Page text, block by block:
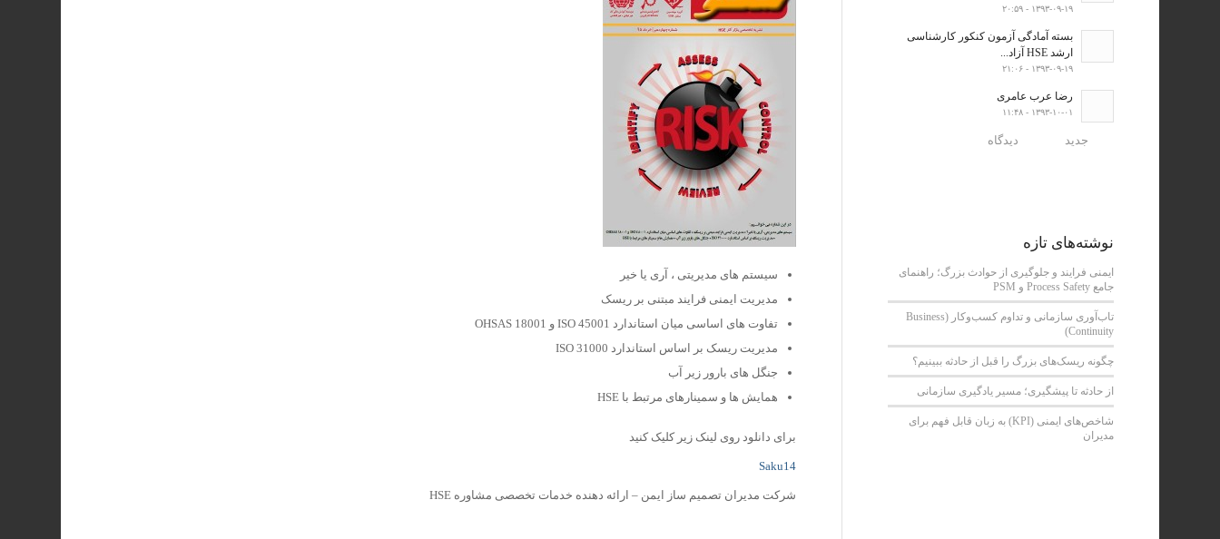
سیستم های مدیریتی ، آری یا خیر
مدیریت ایمنی فرایند مبتنی بر ریسک
تفاوت های اساسی میان استاندارد ISO 45001 و OHSAS 18001
مدیریت ریسک بر اساس استاندارد ISO 31000
جنگل های بارور زیر آب
همایش ها و سمینارهای مرتبط با HSE
برای دانلود روی لینک زیر کلیک کنید
Saku14
شرکت مدیران تصمیم ساز ایمن – ارائه دهنده خدمات تخصصی مشاوره HSE
۱۳۹۳-۰۹-۱۹ - ۲۰:۵۹
بسته آمادگی آزمون کنکور کارشناسی
ارشد HSE آزاد...
۱۳۹۳-۰۹-۱۹ - ۲۱:۰۶
رضا عرب عامری
۱۳۹۳-۱۰-۰۱ - ۱۱:۴۸
جدید دیدگاه
نوشته‌های تازه
ایمنی فرایند و جلوگیری از حوادث بزرگ؛ راهنمای
جامع Process Safety و PSM
تاب‌آوری سازمانی و تداوم کسب‌وکار (Business
Continuity)
چگونه ریسک‌های بزرگ را قبل از حادثه ببینیم؟
از حادثه تا پیشگیری؛ مسیر یادگیری سازمانی
شاخص‌های ایمنی (KPI) به زبان قابل فهم برای
مدیران